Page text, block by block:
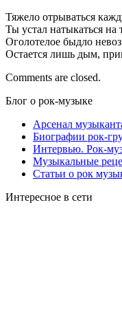
Тяжело отрываться
Ты устал натыкаться
Оголотелое быдло
Остается лишь дым,
Comments are closed.
Блог о рок-музыке
Арсенал
Биографии рок-
Интервью. Рок-
Музыкальные
Статьи о рок
Интересное в сети